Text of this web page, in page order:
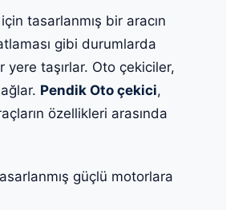
tasarlanmış bir aracın
gibi durumlarda
taşırlar. Oto çekiciler,
Pendik Oto çekici,
özellikleri arasında
güçlü motorlara